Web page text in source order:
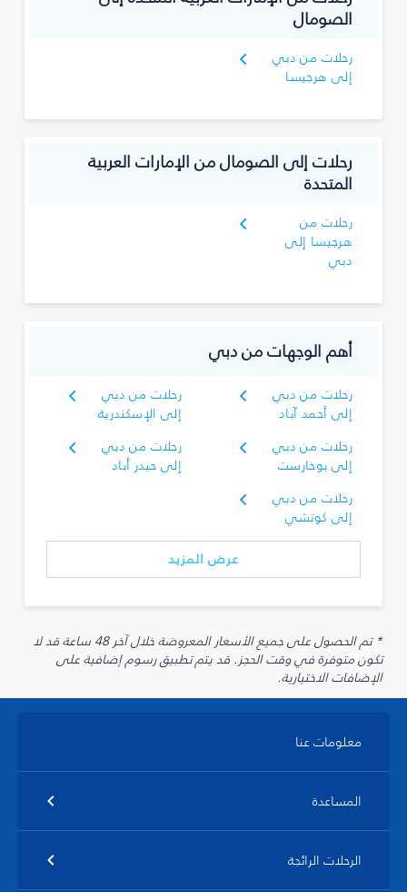
الصومال
رحلات من دبي
إلى هرجيسا
رحلات إلى الصومال من الإمارات العربية
المتحدة
رحلات من
هرجيسا إلى
دبي
أهم الوجهات من دبي
رحلات من دبي
إلى أحمد آباد
رحلات من دبي
إلى الإسكندرية
رحلات من دبي
إلى بوخارست
رحلات من دبي
إلى حيدر أباد
رحلات من دبي
إلى كوتشي
عرض المزيد
* تم الحصول على جميع الأسعار المعروضة خلال آخر 48 ساعة قد لا
تكون متوفرة في وقت الحجز. قد يتم تطبيق رسوم إضافية على
الإضافات الاختيارية.
معلومات عنا
المساعدة
الرحلات الرائجة